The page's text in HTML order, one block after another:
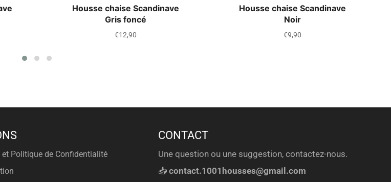
Housse chaise Scandinave
Gris foncé
Prix
€12,90
Housse chaise Scandinave
Noir
Prix
€9,90
Politique de Confidentialité
CONTACT
Une question ou une suggestion, contactez-nous.
📥contact.1001housses@gmail.com